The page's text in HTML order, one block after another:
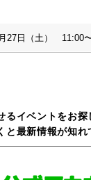
27日（土） 11:00
るイベントをお探
と最新情報が知れ